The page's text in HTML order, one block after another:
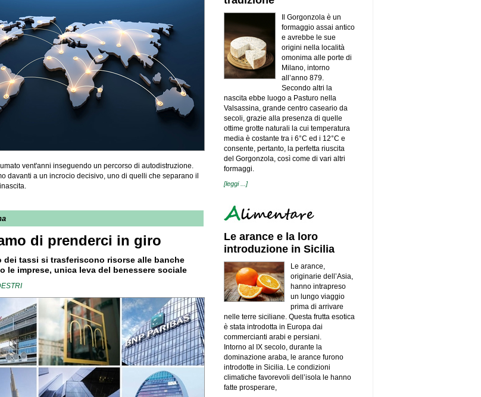
vent'anni inseguendo un percorso di autodistruzione.
davanti a un incrocio decisivo, uno di quelli che separano il
di prenderci in giro
dei tassi si trasferiscono risorse alle banche
le imprese, unica leva del benessere sociale
Secondo Bilancio di Sostenibilità per
Che fine farà lo Smartworking?
Esiste anche una governance
aziendale di genere?
Aumento di capitale a titolo gratuito
con aumento del valore nominale
delle azioni mediante utilizzo parziale
delle riserve disponibili
BT Group annuncia la partecipazione
al Supersalone
Colombini Group perfeziona
l’acquisizione del 60% del Gruppo
Bontempi Casa
Poggipolini: “Siamo di fronte all'alba
di una nuova era tecnologica per le
vetture di alta gamma”
AssoDistil, la Grappa Ig si afferma nel
mercato internazionale: nel 2020
Commodity agricole, volatilità alle
stelle
l’alleanza tra Agenzia Ice,
Unioncamere e Assocamerestero
Cattolica, Piazza Mercato (giovedì 15
Cibus Tec raddoppia: un nuovo
Forum a ottobre 2022, la fiera nel
2023. E intanto nasce “Cibus Tec
Lab”
Tonitto 1939 cresce del 40% nel primo
semestre 2021
Veicoli elettrici: numerosi vantaggi
per l’industria della mobilità
Scrigno investe in innovazione
sostenibile
Quando il Welfare diventa green
Emanuela Zucca ai vertici di AxL Spa
Il Gorgonzola è un
formaggio assai antico
e avrebbe le sue
origini nella località
omonima alle porte di
Milano, intorno
all’anno 879.
Secondo altri la
nascita ebbe luogo a Pasturo nella
Valsassina, grande centro caseario da
secoli, grazie alla presenza di quelle
ottime grotte naturali la cui temperatura
media è costante tra i 6°C ed i 12°C e
consente, pertanto, la perfetta riuscita
del Gorgonzola, così come di vari altri
formaggi.
[leggi ...]
Le arance e la loro
introduzione in Sicilia
Le arance,
originarie dell’Asia,
hanno intrapreso
un lungo viaggio
prima di arrivare
nelle terre siciliane. Questa frutta esotica
è stata introdotta in Europa dai
commercianti arabi e persiani.
Intorno al IX secolo, durante la
dominazione araba, le arance furono
introdotte in Sicilia. Le condizioni
climatiche favorevoli dell’isola le hanno
fatte prosperare,